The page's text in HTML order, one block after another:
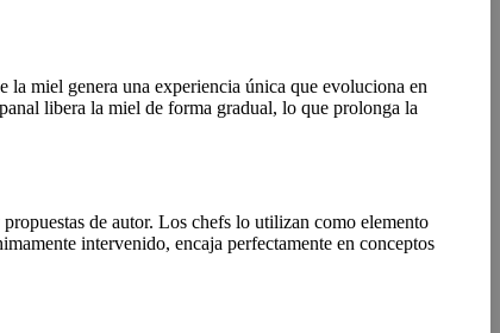
miel genera una experiencia única que evoluciona en
libera la miel de forma gradual, lo que prolonga la
de autor. Los chefs lo utilizan como elemento
intervenido, encaja perfectamente en conceptos